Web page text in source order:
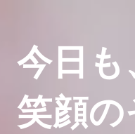
今日も
笑顔